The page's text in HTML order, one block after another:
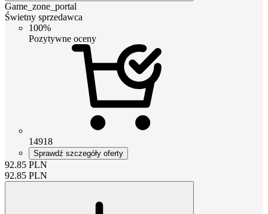
Game_zone_portal
Świetny sprzedawca
100%
Pozytywne oceny
14918
Sprawdź szczegóły oferty
92.85 PLN
92.85 PLN